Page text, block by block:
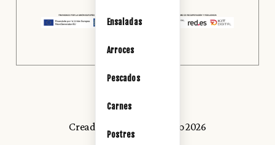
Creado con Trinexo 2026
Ensaladas
Arroces
Pescados
Carnes
Postres